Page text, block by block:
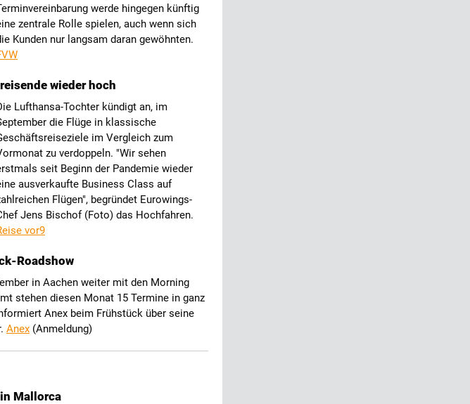
werde hingegen künftig
zentrale Rolle spielen, auch wenn sich
Kunden nur langsam daran gewöhnten.
wieder hoch
Lufthansa-Tochter kündigt an, im
die Flüge in klassische
im Vergleich zum
zu verdoppeln. "Wir sehen
seit Beginn der Pandemie wieder
ausverkaufte Business Class auf
Flügen", begründet Eurowings-
Jens Bischof (Foto) das Hochfahren.
vor9
Roadshow
in Aachen weiter mit den Morning
stehen diesen Monat 15 Termine in ganz
Anex beim Frühstück über seine
Anex (Anmeldung)
Mallorca